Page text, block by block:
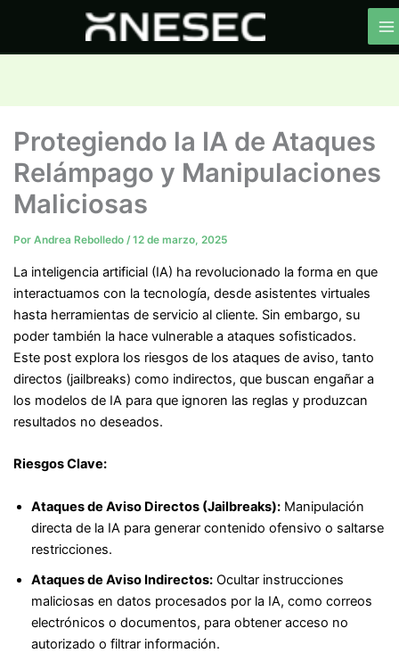
contenido
Protegiendo la IA de Ataques
Relámpago y Manipulaciones
Maliciosas
Por Andrea Rebolledo /12 de marzo, 2025
La inteligencia artificial (IA) ha revolucionado la forma en que
interactuamos con la tecnología, desde asistentes virtuales
hasta herramientas de servicio al cliente. Sin embargo, su
poder también la hace vulnerable a ataques sofisticados.
Este post explora los riesgos de los ataques de aviso, tanto
directos (jailbreaks) como indirectos, que buscan engañar a
los modelos de IA para que ignoren las reglas y produzcan
resultados no deseados.
Riesgos Clave:
Ataques de Aviso Directos (Jailbreaks):Manipulación
directa de la IA para generar contenido ofensivo o saltarse
restricciones.
Ataques de Aviso Indirectos:Ocultar instrucciones
maliciosas en datos procesados por la IA, como correos
electrónicos o documentos, para obtener acceso no
autorizado o filtrar información.